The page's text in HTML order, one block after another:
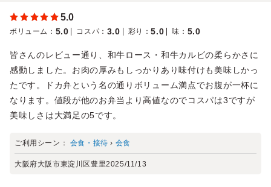
5.0
ボリューム ： 5.0 コスパ ： 3.0 彩り ：5.0 味 ： 5.0
皆さんのレビュー通り、和牛ロース・和牛カルビの柔らかさに
感動しました。お肉の厚みもしっかりあり味付けも美味しかっ
たです。ドカ弁という名の通りボリューム満点でお腹が一杯に
なります。値段が他のお弁当より高値なのでコスパは3ですが
美味しさは大満足の5です。
ご利用シーン： 会食・接待 › 会食
大阪府大阪市東淀川区豊里2025/11/13